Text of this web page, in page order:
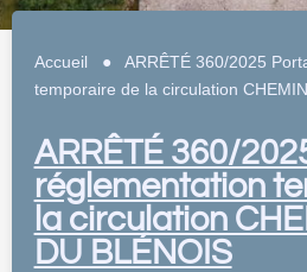
Accueil ● ARRÊTÉ 360/2025
temporaire de la circulation
ARRÊTÉ 360/
réglementation
la circulation
DU BLÉNOIS